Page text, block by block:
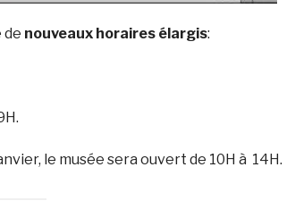
de nouveaux horaires élargis:
le musée sera ouvert de 10H à 14H.